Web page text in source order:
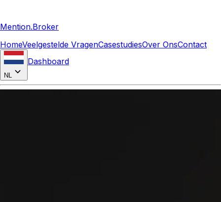
Mention.Broker
HomeVeelgestelde VragenCasestudiesOver OnsContact
NL
Dashboard